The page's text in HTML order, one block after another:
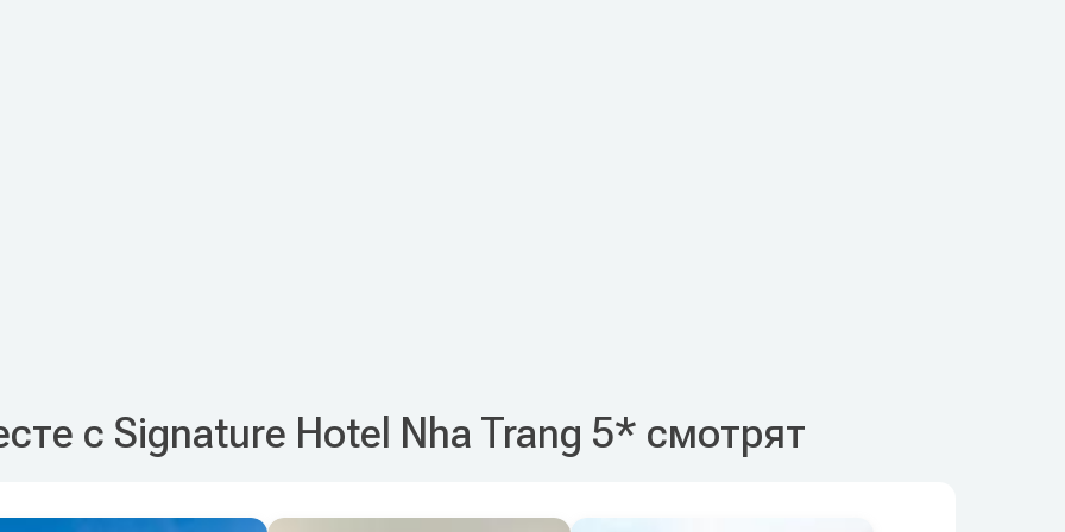
с Signature Hotel Nha Trang 5* смотрят